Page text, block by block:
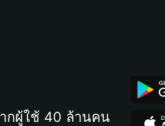
กผู้ใช้ 40 ล้านคน